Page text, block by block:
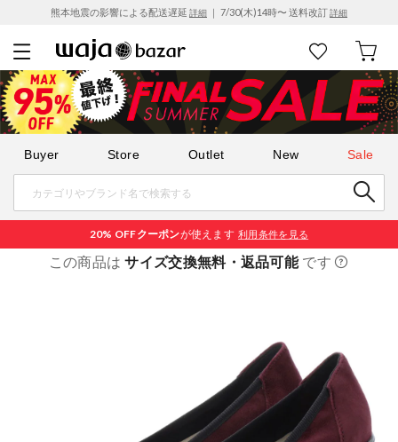
熊本地震の影響による配送遅延 詳細 ｜ 7/30(木)14時〜 送料改訂詳細
Buyer Store Outlet New Sale
20% OFFクーポンが使えます 利用条件を見る
この商品はサイズ交換無料・返品可能です